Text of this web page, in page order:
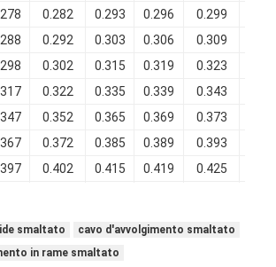
0.282 0.293 0.296 0.299
0.292 0.303 0.306 0.309
0.302 0.315 0.319 0.323
0.322 0.335 0.339 0.343
0.352 0.365 0.369 0.373
0.372 0.385 0.389 0.393
0.402 0.415 0.419 0.425
0.567
smaltato
cavo d'avvolgimento smaltato
in rame smaltato